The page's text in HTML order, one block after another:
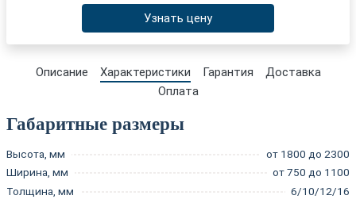
Описание Характеристики Гарантия
Доставка
Оплата
Габаритные размеры
Высота, мм
от 1800 до 2300
Ширина, мм
от 750 до 1100
Толщина, мм
6/10/12/16
Узнать цену